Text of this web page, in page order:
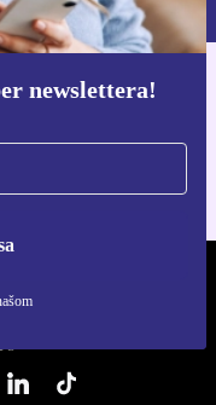
newslettera!
refurbed